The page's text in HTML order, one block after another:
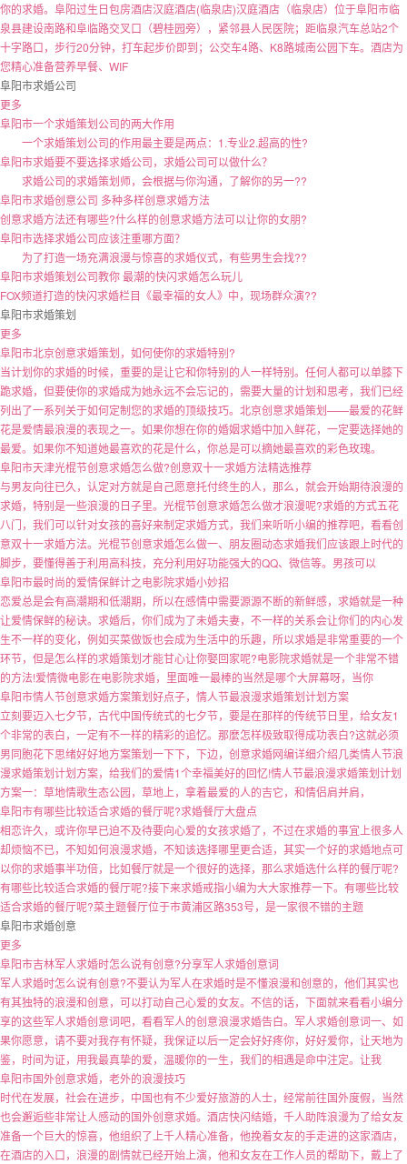
你的求婚。阜阳过生日包房酒店汉庭酒店(临泉店)汉庭酒店（临泉店）位于阜阳市临
泉县建设南路和阜临路交叉口（碧桂园旁），紧邻县人民医院；距临泉汽车总站2个
十字路口，步行20分钟，打车起步价即到；公交车4路、K8路城南公园下车。酒店为
您精心准备营养早餐、WIF
阜阳市求婚公司
更多
阜阳市一个求婚策划公司的两大作用
一个求婚策划公司的作用最主要是两点：1.专业2.超高的性?
阜阳市求婚要不要选择求婚公司，求婚公司可以做什么？
求婚公司的求婚策划师，会根据与你沟通，了解你的另一??
阜阳市求婚创意公司 多种多样创意求婚方法
创意求婚方法还有哪些?什么样的创意求婚方法可以让你的女朋?
阜阳市选择求婚公司应该注重哪方面？
为了打造一场充满浪漫与惊喜的求婚仪式，有些男生会找??
阜阳市求婚策划公司教你 最潮的快闪求婚怎么玩儿
FOX频道打造的快闪求婚栏目《最幸福的女人》中，现场群众演??
阜阳市求婚策划
更多
阜阳市北京创意求婚策划，如何使你的求婚特别?
当计划你的求婚的时候，重要的是让它和你特别的人一样特别。任何人都可以单膝下
跪求婚，但要使你的求婚成为她永远不会忘记的，需要大量的计划和思考，我们已经
列出了一系列关于如何定制您的求婚的顶级技巧。北京创意求婚策划——最爱的花鲜
花是爱情最浪漫的表现之一。如果你想在你的婚姻求婚中加入鲜花，一定要选择她的
最爱。如果你不知道她最喜欢的花是什么，你总是可以摘她最喜欢的彩色玫瑰。
阜阳市天津光棍节创意求婚怎么做?创意双十一求婚方法精选推荐
与男友向往已久，认定对方就是自己愿意托付终生的人，那么，就会开始期待浪漫的
求婚，特别是一些浪漫的日子里。光棍节创意求婚怎么做才浪漫呢?求婚的方式五花
八门，我们可以针对女孩的喜好来制定求婚方式，我们来听听小编的推荐吧，看看创
意双十一求婚方法。光棍节创意求婚怎么做一、朋友圈动态求婚我们应该跟上时代的
脚步，要懂得善于利用高科技，充分利用好功能强大的QQ、微信等。男孩可以
阜阳市最时尚的爱情保鲜计之电影院求婚小妙招
恋爱总是会有高潮期和低潮期，所以在感情中需要源源不断的新鲜感，求婚就是一种
让爱情保鲜的秘诀。求婚后，你们成为了未婚夫妻，不一样的关系会让你们的内心发
生不一样的变化，例如买菜做饭也会成为生活中的乐趣，所以求婚是非常重要的一个
环节，但是怎么样的求婚策划才能甘心让你娶回家呢?电影院求婚就是一个非常不错
的方法!爱情微电影在电影院求婚，里面唯一最棒的当然是哪个大屏幕呀，当你
阜阳市情人节创意求婚方案策划好点子，情人节最浪漫求婚策划计划方案
立刻要迈入七夕节，古代中国传统式的七夕节，要是在那样的传统节日里，给女友1
个非常的表白，一定有不一样的精彩的追忆。那麼怎样极致取得成功表白?这就必须
男同胞花下思绪好好地方案策划一下下，下边，创意求婚网编详细介绍几类情人节浪
漫求婚策划计划方案，给我们的爱情1个幸福美好的回忆!情人节最浪漫求婚策划计划
方案一：草地情歌生态公园，草地上，拿着最爱的人的吉它，和情侣肩并肩，
阜阳市有哪些比较适合求婚的餐厅呢?求婚餐厅大盘点
相恋许久，或许你早已迫不及待要向心爱的女孩求婚了，不过在求婚的事宜上很多人
却烦恼不已，不知如何浪漫求婚，不知该选择哪里更合适，其实一个好的求婚地点可
以你的求婚事半功倍，比如餐厅就是一个很好的选择，那么求婚选什么样的餐厅呢?
有哪些比较适合求婚的餐厅呢?接下来求婚戒指小编为大大家推荐一下。有哪些比较
适合求婚的餐厅呢?菜主题餐厅位于市黄浦区路353号，是一家很不错的主题
阜阳市求婚创意
更多
阜阳市吉林军人求婚时怎么说有创意?分享军人求婚创意词
军人求婚时怎么说有创意?不要认为军人在求婚时是不懂浪漫和创意的，他们其实也
有其独特的浪漫和创意，可以打动自己心爱的女友。不信的话，下面就来看看小编分
享的这些军人求婚创意词吧，看看军人的创意浪漫求婚告白。军人求婚创意词一、如
果你愿意，请不要对我存有怀疑，我保证以后一定会好好疼你，好好爱你，让天地为
鉴，时间为证，用我最真挚的爱，温暖你的一生，我们的相遇是命中注定。让我
阜阳市国外创意求婚，老外的浪漫技巧
时代在发展，社会在进步，中国也有不少爱好旅游的人士，经常前往国外度假，当然
也会邂逅些非常让人感动的国外创意求婚。酒店快闪结婚，千人助阵浪漫为了给女友
准备一个巨大的惊喜，他组织了上千人精心准备，他挽着女友的手走进的这家酒店，
在酒店的入口，浪漫的剧情就已经开始上演，他和女友在工作人员的帮助下，戴上了